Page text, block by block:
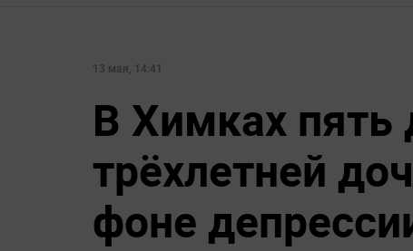
13 мая, 14:41
В Химках пять
трёхлетней
фоне